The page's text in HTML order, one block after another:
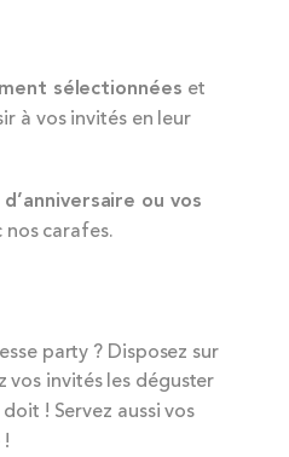
sélectionnées et
à vos invités en leur
ou vos
nos carafes.
party ? Disposez sur
vos invités les déguster
! Servez aussi vos